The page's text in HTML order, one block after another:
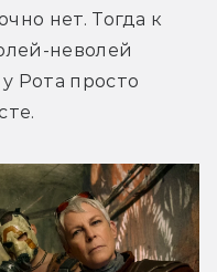
нет. Тогда к
неволей
Рота просто